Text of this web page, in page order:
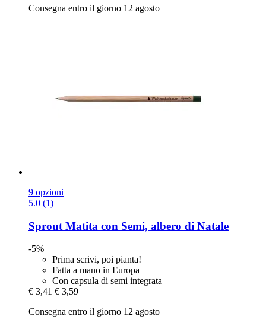
Consegna entro il giorno 12 agosto
9 opzioni
5.0 (1)
Sprout Matita con Semi, albero di Natale
-5%
Prima scrivi, poi pianta!
Fatta a mano in Europa
Con capsula di semi integrata
€ 3,41 € 3,59
Consegna entro il giorno 12 agosto